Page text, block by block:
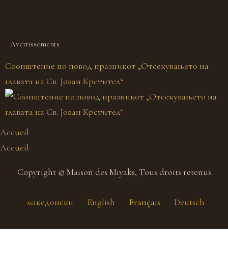
Avertissements
Соопштение по повод празникот „Отсекувањето на
главата на Св. Јован Крстител“
Accueil
Accueil
Copyright © Maison des Miyaks, Tous droits retenus
македонски English Français Deutsch